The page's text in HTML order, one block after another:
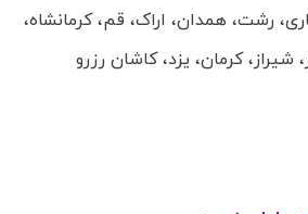
رشت، همدان، اراک، قم، کرمانشاه،
کرمان، یزد، کاشان رزرو